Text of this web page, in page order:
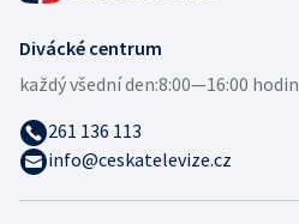
Divácké centrum
každý všední den:8:00—16:00 hodin
261 136 113
info@ceskatelevize.cz